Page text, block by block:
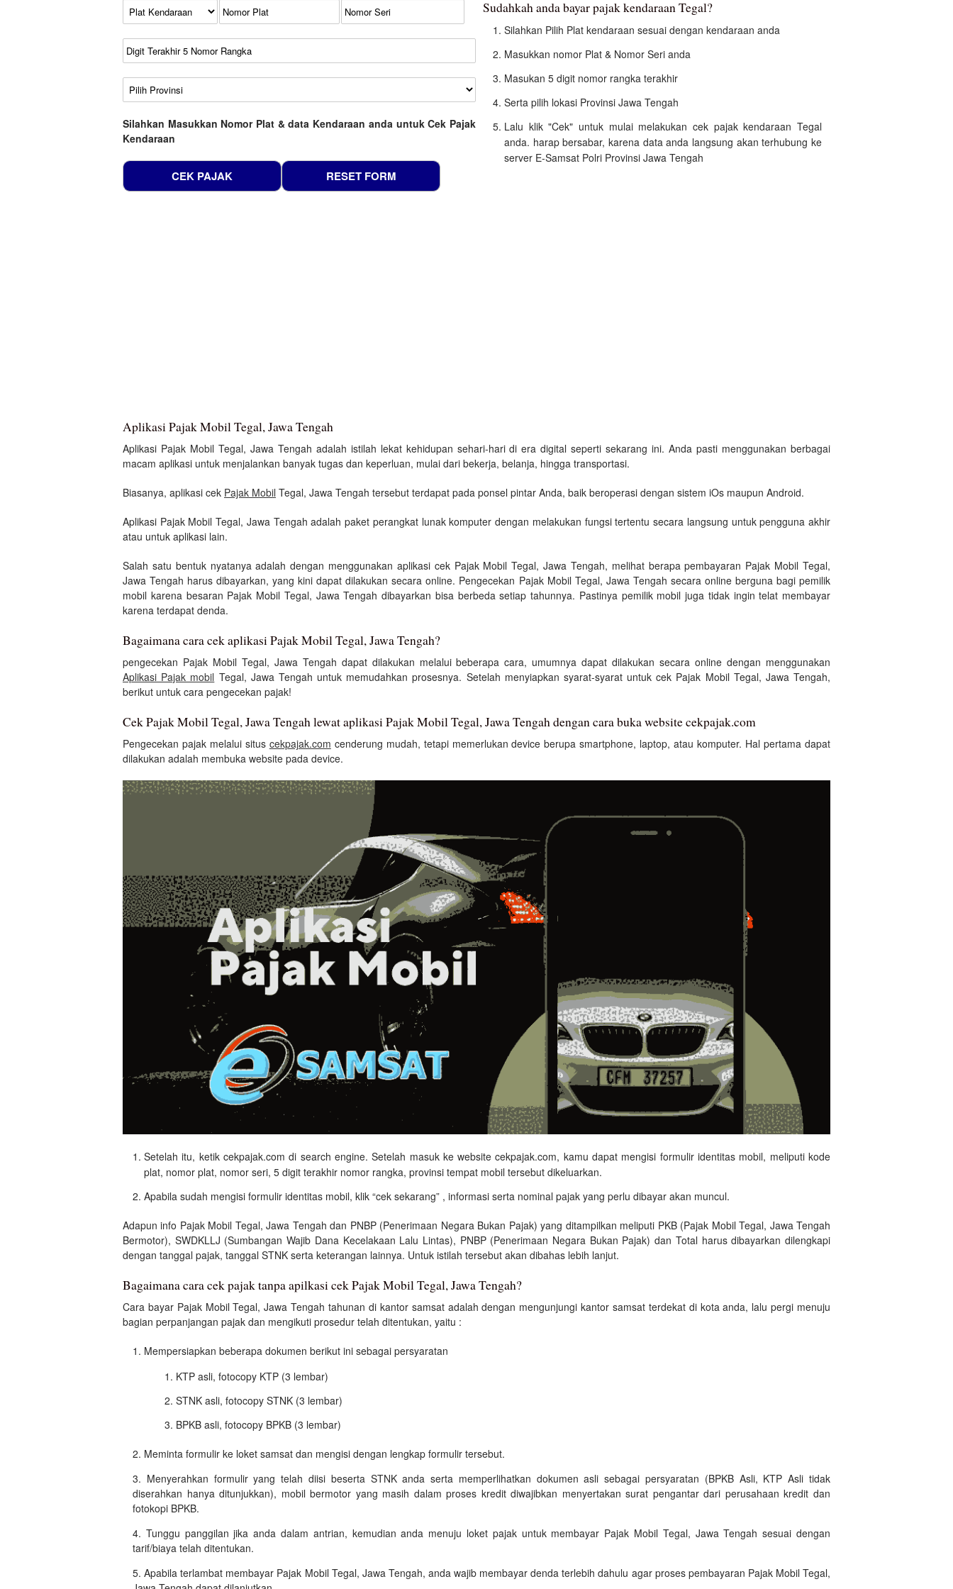
Kode Plat Kendaraan
No Plat
No Seri
No Rangka
Wilayah
Silahkan Masukkan Nomor Plat & data Kendaraan anda untuk Cek Pajak
Kendaraan
Sudahkah anda bayar pajak kendaraan Tegal?
Silahkan Pilih Plat kendaraan sesuai dengan kendaraan anda
Masukkan nomor Plat & Nomor Seri anda
Masukan 5 digit nomor rangka terakhir
Serta pilih lokasi Provinsi Jawa Tengah
Lalu klik "Cek" untuk mulai melakukan cek pajak kendaraan Tegal
anda. harap bersabar, karena data anda langsung akan terhubung ke
server E-Samsat Polri Provinsi Jawa Tengah
Aplikasi Pajak Mobil Tegal, Jawa Tengah
Aplikasi Pajak Mobil Tegal, Jawa Tengah adalah istilah lekat kehidupan sehari-hari di era digital seperti sekarang ini. Anda pasti menggunakan berbagai
macam aplikasi untuk menjalankan banyak tugas dan keperluan, mulai dari bekerja, belanja, hingga transportasi.
Biasanya, aplikasi cek Pajak Mobil Tegal, Jawa Tengah tersebut terdapat pada ponsel pintar Anda, baik beroperasi dengan sistem iOs maupun Android.
Aplikasi Pajak Mobil Tegal, Jawa Tengah adalah paket perangkat lunak komputer dengan melakukan fungsi tertentu secara langsung untuk pengguna akhir
atau untuk aplikasi lain.
Salah satu bentuk nyatanya adalah dengan menggunakan aplikasi cek Pajak Mobil Tegal, Jawa Tengah, melihat berapa pembayaran Pajak Mobil Tegal,
Jawa Tengah harus dibayarkan, yang kini dapat dilakukan secara online. Pengecekan Pajak Mobil Tegal, Jawa Tengah secara online berguna bagi pemilik
mobil karena besaran Pajak Mobil Tegal, Jawa Tengah dibayarkan bisa berbeda setiap tahunnya. Pastinya pemilik mobil juga tidak ingin telat membayar
karena terdapat denda.
Bagaimana cara cek aplikasi Pajak Mobil Tegal, Jawa Tengah?
pengecekan Pajak Mobil Tegal, Jawa Tengah dapat dilakukan melalui beberapa cara, umumnya dapat dilakukan secara online dengan menggunakan
Aplikasi Pajak mobil Tegal, Jawa Tengah untuk memudahkan prosesnya. Setelah menyiapkan syarat-syarat untuk cek Pajak Mobil Tegal, Jawa Tengah,
berikut untuk cara pengecekan pajak!
Cek Pajak Mobil Tegal, Jawa Tengah lewat aplikasi Pajak Mobil Tegal, Jawa Tengah dengan cara buka website cekpajak.com
Pengecekan pajak melalui situs cekpajak.com cenderung mudah, tetapi memerlukan device berupa smartphone, laptop, atau komputer. Hal pertama dapat
dilakukan adalah membuka website pada device.
Setelah itu, ketik cekpajak.com di search engine. Setelah masuk ke website cekpajak.com, kamu dapat mengisi formulir identitas mobil, meliputi kode
plat, nomor plat, nomor seri, 5 digit terakhir nomor rangka, provinsi tempat mobil tersebut dikeluarkan.
Apabila sudah mengisi formulir identitas mobil, klik “cek sekarang” , informasi serta nominal pajak yang perlu dibayar akan muncul.
Adapun info Pajak Mobil Tegal, Jawa Tengah dan PNBP (Penerimaan Negara Bukan Pajak) yang ditampilkan meliputi PKB (Pajak Mobil Tegal, Jawa Tengah
Bermotor), SWDKLLJ (Sumbangan Wajib Dana Kecelakaan Lalu Lintas), PNBP (Penerimaan Negara Bukan Pajak) dan Total harus dibayarkan dilengkapi
dengan tanggal pajak, tanggal STNK serta keterangan lainnya. Untuk istilah tersebut akan dibahas lebih lanjut.
Bagaimana cara cek pajak tanpa apilkasi cek Pajak Mobil Tegal, Jawa Tengah?
Cara bayar Pajak Mobil Tegal, Jawa Tengah tahunan di kantor samsat adalah dengan mengunjungi kantor samsat terdekat di kota anda, lalu pergi menuju
bagian perpanjangan pajak dan mengikuti prosedur telah ditentukan, yaitu :
Mempersiapkan beberapa dokumen berikut ini sebagai persyaratan
KTP asli, fotocopy KTP (3 lembar)
STNK asli, fotocopy STNK (3 lembar)
BPKB asli, fotocopy BPKB (3 lembar)
Meminta formulir ke loket samsat dan mengisi dengan lengkap formulir tersebut.
Menyerahkan formulir yang telah diisi beserta STNK anda serta memperlihatkan dokumen asli sebagai persyaratan (BPKB Asli, KTP Asli tidak
diserahkan hanya ditunjukkan), mobil bermotor yang masih dalam proses kredit diwajibkan menyertakan surat pengantar dari perusahaan kredit dan
fotokopi BPKB.
Tunggu panggilan jika anda dalam antrian, kemudian anda menuju loket pajak untuk membayar Pajak Mobil Tegal, Jawa Tengah sesuai dengan
tarif/biaya telah ditentukan.
Apabila terlambat membayar Pajak Mobil Tegal, Jawa Tengah, anda wajib membayar denda terlebih dahulu agar proses pembayaran Pajak Mobil Tegal,